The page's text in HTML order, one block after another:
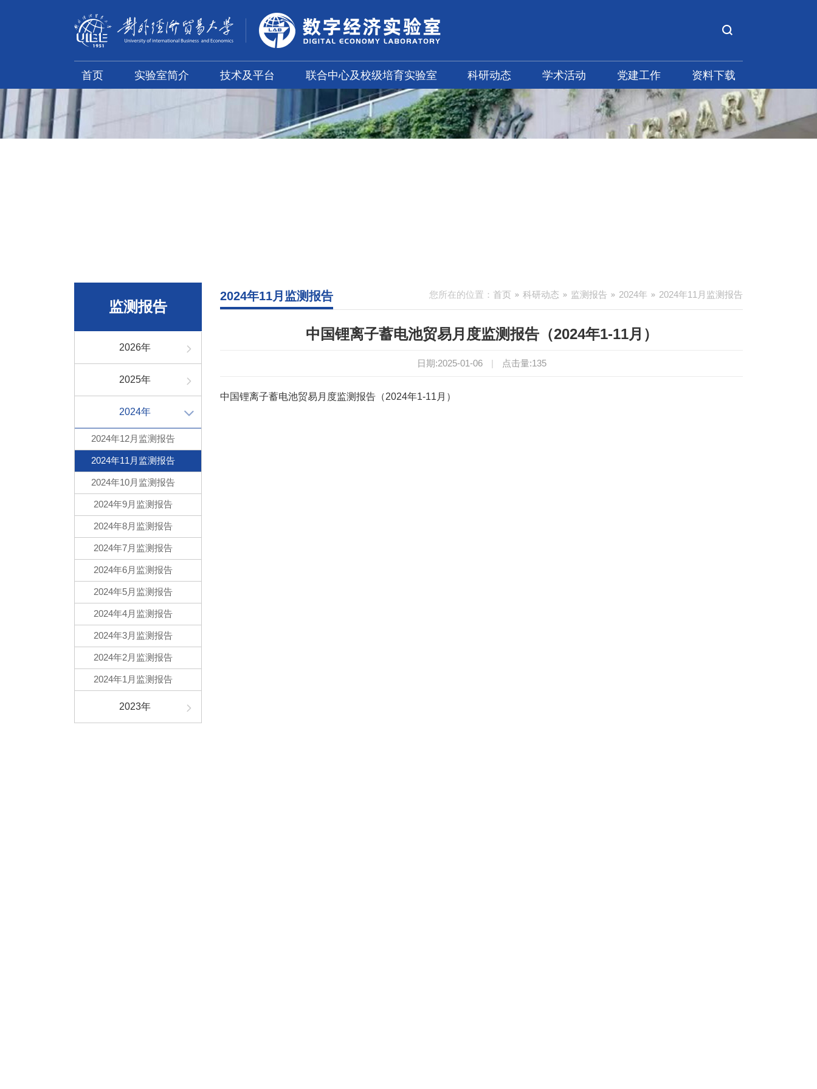
首页 实验室简介 技术及平台 联合中心及校级培育实验室 科研动态 学术活动 党建工作 资料下载
监测报告
2026年
2025年
2024年
2024年12月监测报告
2024年11月监测报告
2024年10月监测报告
2024年9月监测报告
2024年8月监测报告
2024年7月监测报告
2024年6月监测报告
2024年5月监测报告
2024年4月监测报告
2024年3月监测报告
2024年2月监测报告
2024年1月监测报告
2023年
您所在的位置： 首页 科研动态 监测报告 2024年 2024年11月监测报告
2024年11月监测报告
中国锂离子蓄电池贸易月度监测报告（2024年1-11月）
日期:2025-01-06 | 点击量:135
中国锂离子蓄电池贸易月度监测报告（2024年1-11月）